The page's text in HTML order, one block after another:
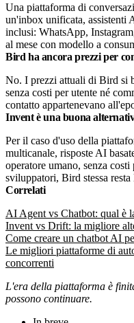
Una piattaforma di
un'inbox unificata, assistenti
inclusi: WhatsApp,
al mese con modello a
Bird ha ancora prezzi per
No. I prezzi attuali di Bird si
senza costi per utente né
contatto appartenevano
Invent è una buona
Per il caso d'uso della
multicanale, risposte AI
operatore umano, senza
sviluppatori, Bird stessa resta
Correlati
AI Agent vs Chatbot: qual è
Invent vs Drift: la migliore
Come creare un chatbot AI
Le migliori piattaforme di
concorrenti
L'era della piattaforma è
possono continuare.